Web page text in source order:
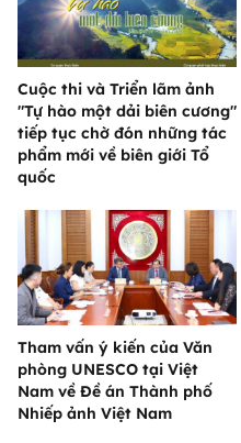
Cuộc thi và Triển lãm ảnh
"Tự hào một dải biên cương"
tiếp tục chờ đón những tác
phẩm mới về biên giới Tổ
quốc
Tham vấn ý kiến của Văn
phòng UNESCO tại Việt
Nam về Đề án Thành phố
Nhiếp ảnh Việt Nam